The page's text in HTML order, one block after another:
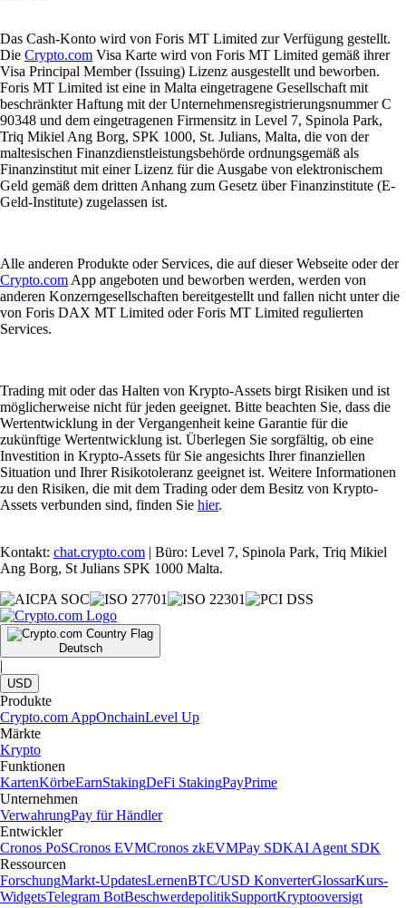
Das Cash-Konto wird von Foris MT Limited zur Verfügung gestellt.
Die Crypto.com Visa Karte wird von Foris MT Limited gemäß ihrer
Visa Principal Member (Issuing) Lizenz ausgestellt und beworben.
Foris MT Limited ist eine in Malta eingetragene Gesellschaft mit
beschränkter Haftung mit der Unternehmensregistrierungsnummer C
90348 und dem eingetragenen Firmensitz in Level 7, Spinola Park,
Triq Mikiel Ang Borg, SPK 1000, St. Julians, Malta, die von der
maltesischen Finanzdienstleistungsbehörde ordnungsgemäß als
Finanzinstitut mit einer Lizenz für die Ausgabe von elektronischem
Geld gemäß dem dritten Anhang zum Gesetz über Finanzinstitute (E-
Geld-Institute) zugelassen ist.
Alle anderen Produkte oder Services, die auf dieser Webseite oder der
Crypto.com App angeboten und beworben werden, werden von
anderen Konzerngesellschaften bereitgestellt und fallen nicht unter die
von Foris DAX MT Limited oder Foris MT Limited regulierten
Services.
Trading mit oder das Halten von Krypto-Assets birgt Risiken und ist
möglicherweise nicht für jeden geeignet. Bitte beachten Sie, dass die
Wertentwicklung in der Vergangenheit keine Garantie für die
zukünftige Wertentwicklung ist. Überlegen Sie sorgfältig, ob eine
Investition in Krypto-Assets für Sie angesichts Ihrer finanziellen
Situation und Ihrer Risikotoleranz geeignet ist. Weitere Informationen
zu den Risiken, die mit dem Trading oder dem Besitz von Krypto-
Assets verbunden sind, finden Sie hier.
Kontakt: chat.crypto.com | Büro: Level 7, Spinola Park, Triq Mikiel
Ang Borg, St Julians SPK 1000 Malta.
Deutsch
|
USD
Produkte
Crypto.com AppOnchainLevel Up
Märkte
Krypto
Funktionen
KartenKörbeEarnStakingDeFi StakingPayPrime
Unternehmen
VerwahrungPay für Händler
Entwickler
Cronos PoSCronos EVMCronos zkEVMPay SDKAI Agent SDK
Ressourcen
ForschungMarkt-UpdatesLernenBTC/USD KonverterGlossarKurs-
WidgetsTelegram BotBeschwerdepolitikSupportKryptooversigt